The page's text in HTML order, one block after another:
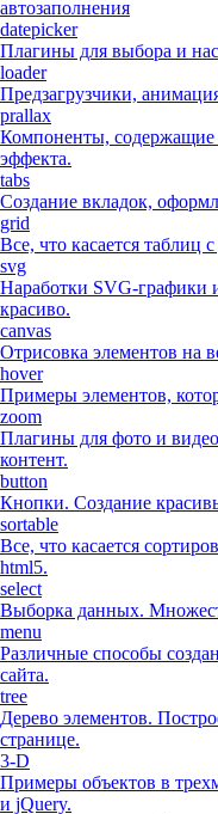
автозаполнения
datepicker
Плагины для выбора и
loader
Предзагрузчики,
prallax
Компоненты, содержащие
эффекта.
tabs
Создание вкладок,
grid
Все, что касается таблиц
svg
Наработки SVG-графики
красиво.
canvas
Отрисовка элементов на
hover
Примеры элементов,
zoom
Плагины для фото и
контент.
button
Кнопки. Создание
sortable
Все, что касается
html5.
select
Выборка данных.
menu
Различные способы
сайта.
tree
Дерево элементов.
странице.
3-D
Примеры объектов в
и jQuery.